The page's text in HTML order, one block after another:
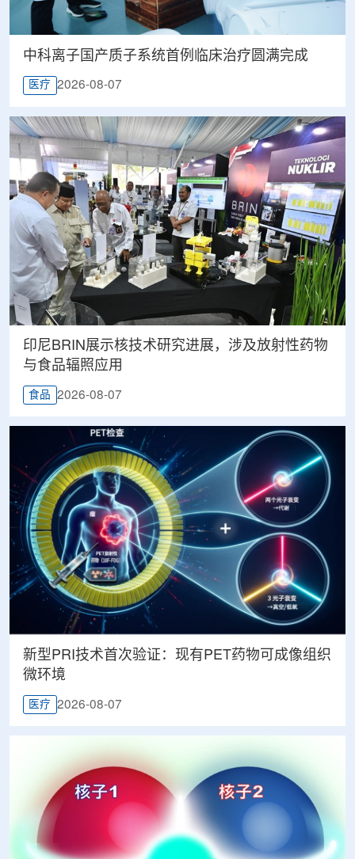
中科离子国产质子系统首例临床治疗圆满完成
医疗 2026-08-07
印尼BRIN展示核技术研究进展，涉及放射性药物
与食品辐照应用
食品 2026-08-07
新型PRI技术首次验证：现有PET药物可成像组织
微环境
医疗 2026-08-07